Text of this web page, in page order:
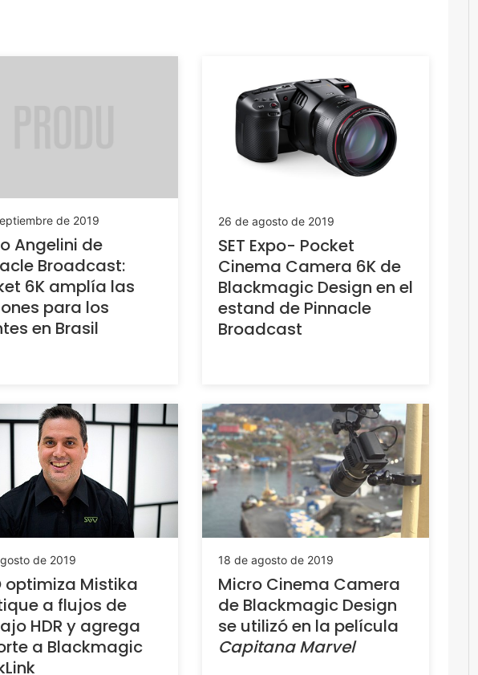
de 2019
Angelini de
Broadcast:
6K amplía las
para los
en Brasil
26 de agosto de 2019
SET Expo- Pocket
Cinema Camera 6K de
Blackmagic Design en el
estand de Pinnacle
Broadcast
de 2019
optimiza Mistika
a flujos de
HDR y agrega
a Blackmagic
18 de agosto de 2019
Micro Cinema Camera
de Blackmagic Design
se utilizó en la película
Capitana Marvel